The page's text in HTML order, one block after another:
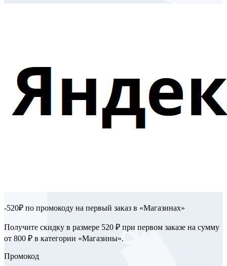
-520₽ по промокоду на первый заказ в «Магазинах»
Получите скидку в размере 520 ₽ при первом заказе на сумму
от 800 ₽ в категории «Магазины».
Промокод